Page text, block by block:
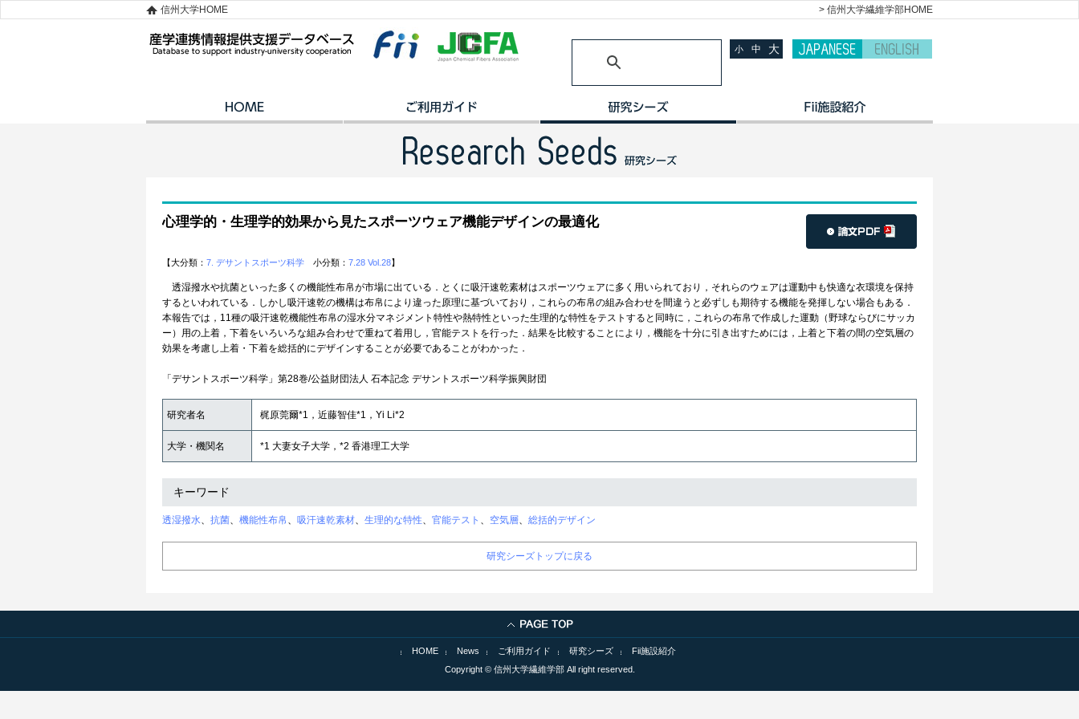
> 信州大学繊維学部HOME
信州大学HOME
小 中 大
心理学的・生理学的効果から見たスポーツウェア機能デザインの最適化
【大分類： 7. デサントスポーツ科学 小分類： 7.28 Vol.28】
透湿撥水や抗菌といった多くの機能性布帛が市場に出ている．とくに吸汗速乾素材はスポーツウェアに多く用いられており，それらのウェアは運動中も快適な衣環境を保持
するといわれている．しかし吸汗速乾の機構は布帛により違った原理に基づいており，これらの布帛の組み合わせを間違うと必ずしも期待する機能を発揮しない場合もある．
本報告では，11種の吸汗速乾機能性布帛の湿水分マネジメント特性や熱特性といった生理的な特性をテストすると同時に，これらの布帛で作成した運動（野球ならびにサッカ
ー）用の上着，下着をいろいろな組み合わせで重ねて着用し，官能テストを行った．結果を比較することにより，機能を十分に引き出すためには，上着と下着の間の空気層の
効果を考慮し上着・下着を総括的にデザインすることが必要であることがわかった．
「デサントスポーツ科学」第28巻/公益財団法人 石本記念 デサントスポーツ科学振興財団
研究者名 梶原莞爾*1，近藤智佳*1，Yi Li*2
大学・機関名 *1 大妻女子大学，*2 香港理工大学
キーワード
透湿撥水、 抗菌、 機能性布帛 、 吸汗速乾素材、 生理的な特性、 官能テスト 、 空気層、 総括的デザイン
研究シーズトップに戻る
HOME News ご利用ガイド 研究シーズ
Fii施設紹介
Copyright © 信州大学繊維学部 All right reserved.